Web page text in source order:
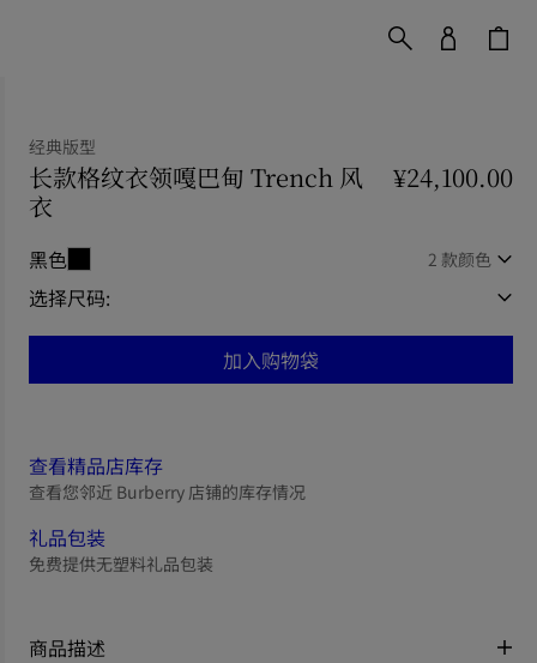
经典版型
长款格纹衣领嘎巴甸 Trench 风
衣
¥24,100.00
黑色 2 款颜色
选择尺码:
加入购物袋
查看精品店库存
查看您邻近 Burberry 店铺的库存情况
礼品包装
免费提供无塑料礼品包装
商品描述